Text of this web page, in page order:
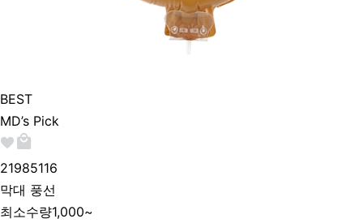
BEST
MD’s Pick
21985116
막대 풍선
최소수량1,000~